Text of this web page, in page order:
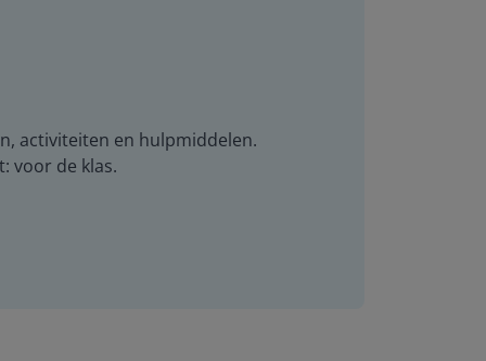
activiteiten en hulpmiddelen.
voor de klas.